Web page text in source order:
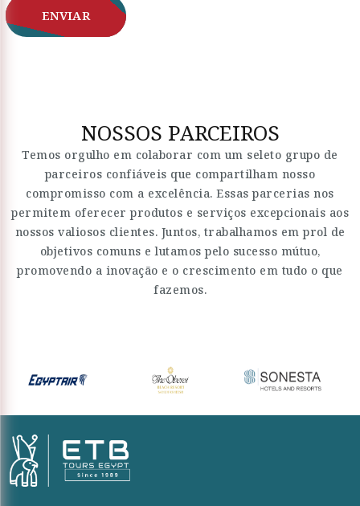
ENVIAR
NOSSOS PARCEIROS
Temos orgulho em colaborar com um seleto grupo de
parceiros confiáveis que compartilham nosso
compromisso com a excelência. Essas parcerias nos
permitem oferecer produtos e serviços excepcionais aos
nossos valiosos clientes. Juntos, trabalhamos em prol de
objetivos comuns e lutamos pelo sucesso mútuo,
promovendo a inovação e o crescimento em tudo o que
fazemos.